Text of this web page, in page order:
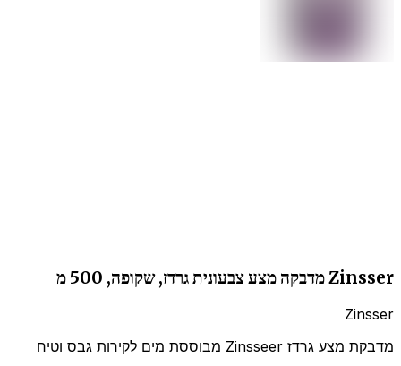
Zinsser מדבקה מצע צבעונית גרדז, שקופה, 500 מ
Zinsser
מדבקת מצע גרדז Zinsseer מבוססת מים לקירות גבס וטיח